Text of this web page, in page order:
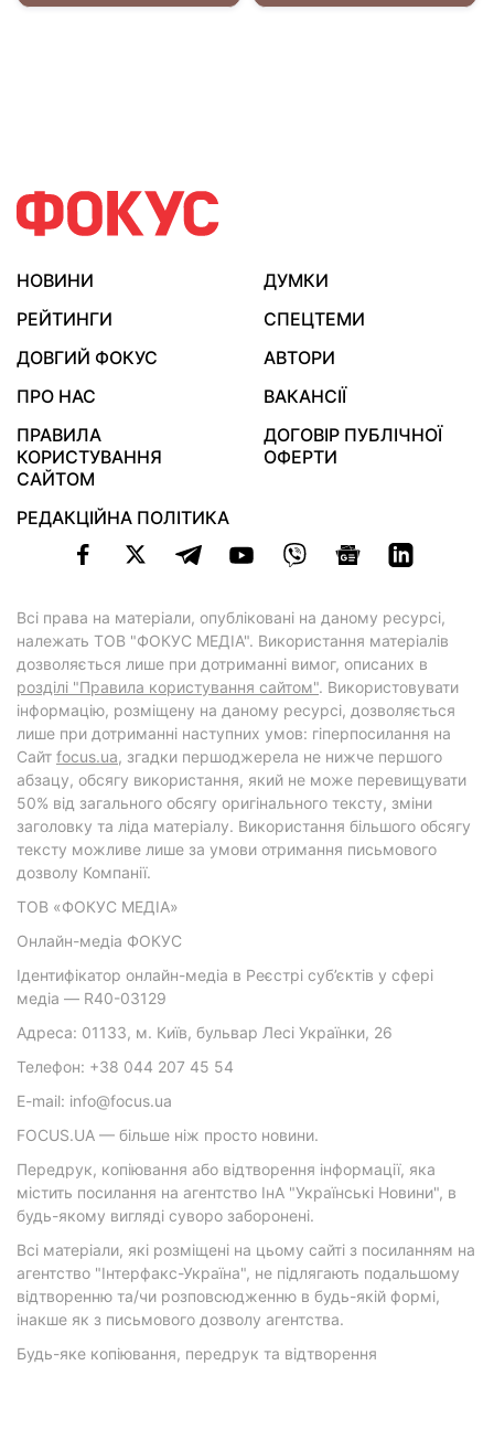
НОВИНИ
ДУМКИ
РЕЙТИНГИ
СПЕЦТЕМИ
ДОВГИЙ ФОКУС
АВТОРИ
ПРО НАС
ВАКАНСІЇ
ПРАВИЛА
КОРИСТУВАННЯ
САЙТОМ
ДОГОВІР ПУБЛІЧНОЇ
ОФЕРТИ
РЕДАКЦІЙНА ПОЛІТИКА
Всі права на матеріали, опубліковані на даному ресурсі,
належать ТОВ "ФОКУС МЕДІА". Використання матеріалів
дозволяється лише при дотриманні вимог, описаних в
розділі "Правила користування сайтом". Використовувати
інформацію, розміщену на даному ресурсі, дозволяється
лише при дотриманні наступних умов: гіперпосилання на
Cайт focus.ua, згадки першоджерела не нижче першого
абзацу, обсягу використання, який не може перевищувати
50% від загального обсягу оригінального тексту, зміни
заголовку та ліда матеріалу. Використання більшого обсягу
тексту можливе лише за умови отримання письмового
дозволу Компанії.
ТОВ «ФОКУС МЕДІА»
Онлайн-медіа ФОКУС
Ідентифікатор онлайн-медіа в Реєстрі суб’єктів у сфері
медіа — R40-03129
Адреса: 01133, м. Київ, бульвар Лесі Українки, 26
Телефон: +38 044 207 45 54
E-mail: info@focus.ua
FOCUS.UA — більше ніж просто новини.
Передрук, копіювання або відтворення інформації, яка
містить посилання на агентство ІнА "Українські Новини", в
будь-якому вигляді суворо заборонені.
Всі матеріали, які розміщені на цьому сайті з посиланням на
агентство "Інтерфакс-Україна", не підлягають подальшому
відтворенню та/чи розповсюдженню в будь-якій формі,
інакше як з письмового дозволу агентства.
Будь-яке копіювання, передрук та відтворення